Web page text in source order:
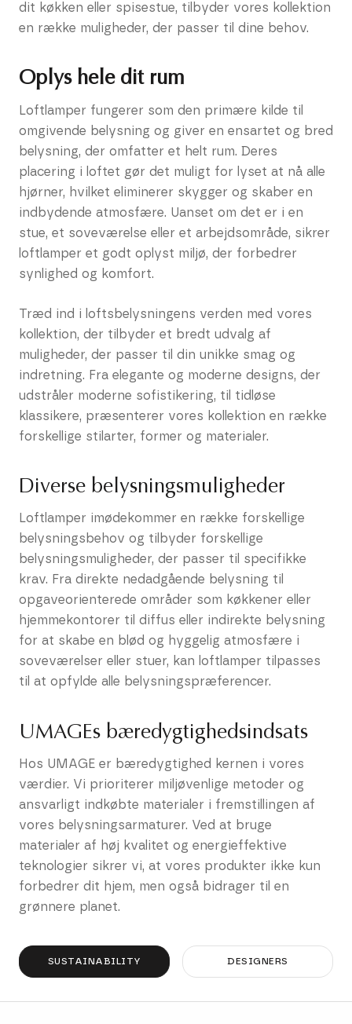
dit køkken eller spisestue, tilbyder vores kollektion
en række muligheder, der passer til dine behov.
Oplys hele dit rum
Loftlamper fungerer som den primære kilde til
omgivende belysning og giver en ensartet og bred
belysning, der omfatter et helt rum. Deres
placering i loftet gør det muligt for lyset at nå alle
hjørner, hvilket eliminerer skygger og skaber en
indbydende atmosfære. Uanset om det er i en
stue, et soveværelse eller et arbejdsområde, sikrer
loftlamper et godt oplyst miljø, der forbedrer
synlighed og komfort.
Træd ind i loftsbelysningens verden med vores
kollektion, der tilbyder et bredt udvalg af
muligheder, der passer til din unikke smag og
indretning. Fra elegante og moderne designs, der
udstråler moderne sofistikering, til tidløse
klassikere, præsenterer vores kollektion en række
forskellige stilarter, former og materialer.
Diverse belysningsmuligheder
Loftlamper imødekommer en række forskellige
belysningsbehov og tilbyder forskellige
belysningsmuligheder, der passer til specifikke
krav. Fra direkte nedadgående belysning til
opgaveorienterede områder som køkkener eller
hjemmekontorer til diffus eller indirekte belysning
for at skabe en blød og hyggelig atmosfære i
soveværelser eller stuer, kan loftlamper tilpasses
til at opfylde alle belysningspræferencer.
UMAGEs bæredygtighedsindsats
Hos UMAGE er bæredygtighed kernen i vores
værdier. Vi prioriterer miljøvenlige metoder og
ansvarligt indkøbte materialer i fremstillingen af ​​
vores belysningsarmaturer. Ved at bruge
materialer af høj kvalitet og energieffektive
teknologier sikrer vi, at vores produkter ikke kun
forbedrer dit hjem, men også bidrager til en
grønnere planet.
SUSTAINABILITY DESIGNERS